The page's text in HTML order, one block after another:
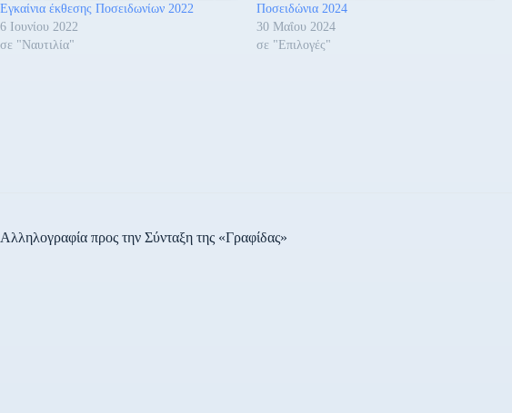
Εγκαίνια έκθεσης Ποσειδωνίων 2022
6 Ιουνίου 2022
σε "Ναυτιλία"
Ποσειδώνια 2024
30 Μαΐου 2024
σε "Επιλογές"
Αλληλογραφία προς την Σύνταξη της «Γραφίδας»